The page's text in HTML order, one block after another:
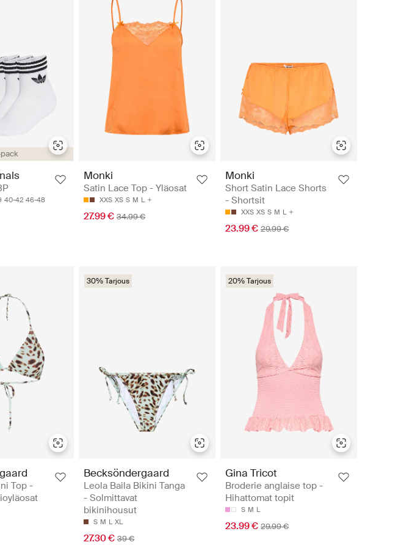
40-42 46-48
Monki
Satin Lace Top - Yläosat
XXS XS S M L
27.99 € 34.99 €
Monki
Short Satin Lace Shorts
- Shortsit
XXS XS S M L
23.99 € 29.99 €
Top -
30% Tarjous
Becksöndergaard
Leola Baila Bikini Tanga
- Solmittavat
bikinihousut
S M L XL
27.30 € 39 €
20% Tarjous
Gina Tricot
Broderie anglaise top -
Hihattomat topit
S M L
23.99 € 29.99 €